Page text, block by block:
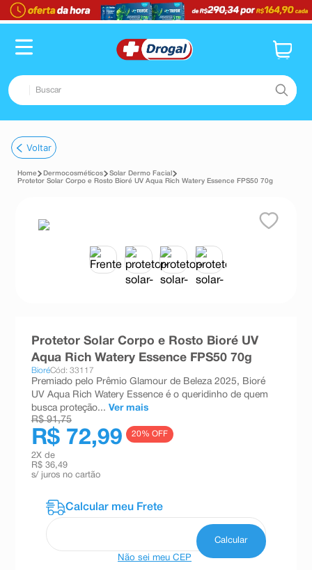
Buscar
1º fralda
2º pampers confort sec max
lenço umedecido
esmalte
10ºabsorvente
Voltar
Dermocosméticos
Solar Dermo Facial
Protetor Solar Corpo e Rosto Bioré UV Aqua Rich Watery Essence FPS50 70g
Protetor Solar Corpo e Rosto Bioré UV
Aqua Rich Watery Essence FPS50 70g
BioréCód: 33117
Premiado pelo Prêmio Glamour de Beleza 2025, Bioré
UV Aqua Rich Watery Essence é o queridinho de quem
busca proteção... Ver mais
R$ 91,75
R$ 72,99 20% OFF
2X de
R$ 36,49
s/ juros no cartão
Não sei meu CEP